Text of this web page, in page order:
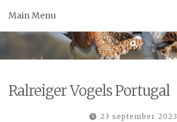
Main Menu
Ralreiger Vogels Portugal
23 september 2023